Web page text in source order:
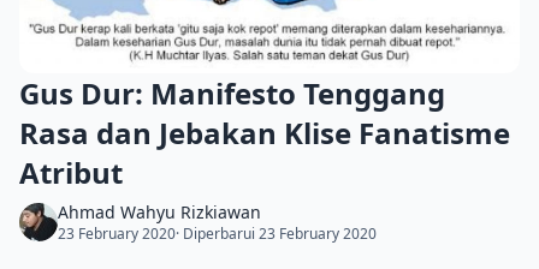
Gus Dur: Manifesto Tenggang
Rasa dan Jebakan Klise Fanatisme
Atribut
Ahmad Wahyu Rizkiawan
23 February 2020· Diperbarui 23 February 2020